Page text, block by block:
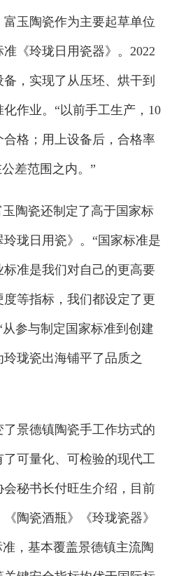
玉陶瓷作为主要起草单位
《玲珑日用瓷器》。2022
，实现了从压坯、烘干到
作业。“以前手工生产，10
格；用上设备后，合格率
差范围之内。”
陶瓷还制定了高于国家标
珑日用瓷》。“国家标准是
准是我们对自己的更高要
等指标，我们都设定了更
参与制定国家标准到创建
珑瓷出海铺平了品质之
景德镇陶瓷手工作坊式的
可量化、可检验的现代工
秘书长付旺生介绍，目前
陶瓷酒瓶》《玲珑瓷器》
，基本覆盖景德镇主流陶